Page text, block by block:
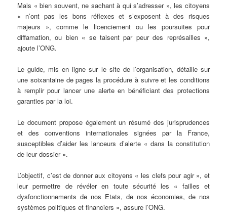
Mais « bien souvent, ne sachant à qui s’adresser », les citoyens
« n’ont pas les bons réflexes et s’exposent à des risques
majeurs », comme le licenciement ou les poursuites pour
diffamation, ou bien « se taisent par peur des représailles »,
ajoute l’ONG.
Le guide, mis en ligne sur le site de l’organisation, détaille sur
une soixantaine de pages la procédure à suivre et les conditions
à remplir pour lancer une alerte en bénéficiant des protections
garanties par la loi.
Le document propose également un résumé des jurisprudences
et des conventions internationales signées par la France,
susceptibles d’aider les lanceurs d’alerte « dans la constitution
de leur dossier ».
L’objectif, c’est de donner aux citoyens « les clefs pour agir », et
leur permettre de révéler en toute sécurité les « failles et
dysfonctionnements de nos Etats, de nos économies, de nos
systèmes politiques et financiers », assure l’ONG.